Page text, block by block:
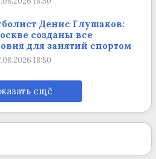
Денис Глушаков:
созданы все
для занятий спортом
18:50
ещё